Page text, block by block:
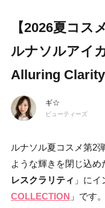
【2026夏コス
ルナソルアイ
Alluring
ギ☆
ビューティーズ
ルナソル夏コスメ第2
ような輝きを閉じ込
レスクラリティ 」に
COLLECTION 」です。